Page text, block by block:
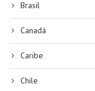
Brasil
Canadá
Caribe
Chile